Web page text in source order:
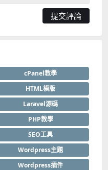
cPanel教學
HTML模版
Laravel源碼
PHP教學
SEO工具
Wordpress主題
Wordpress插件